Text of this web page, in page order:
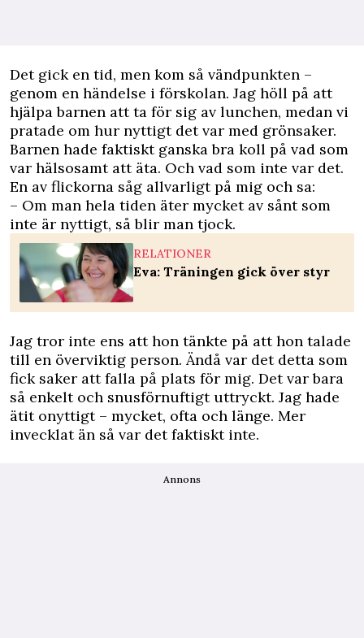
Det gick en tid, men kom så vändpunkten –
genom en händelse i förskolan. Jag höll på att
hjälpa barnen att ta för sig av lunchen, medan vi
pratade om hur nyttigt det var med grönsaker.
Barnen hade faktiskt ganska bra koll på vad som
var hälsosamt att äta. Och vad som inte var det.
En av flickorna såg allvarligt på mig och sa:
– Om man hela tiden äter mycket av sånt som
inte är nyttigt, så blir man tjock.
RELATIONER
Eva: Träningen gick över styr
Jag tror inte ens att hon tänkte på att hon talade
till en överviktig person. Ändå var det detta som
fick saker att falla på plats för mig. Det var bara
så enkelt och snusförnuftigt uttryckt. Jag hade
ätit onyttigt – mycket, ofta och länge. Mer
invecklat än så var det faktiskt inte.
Annons